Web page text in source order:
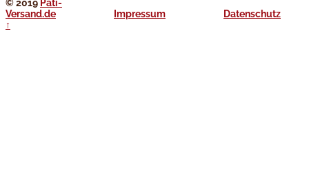
© 2019 Pati-
Versand.de
Impressum
Datenschutz
↑